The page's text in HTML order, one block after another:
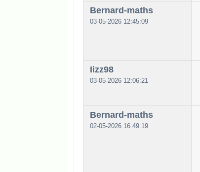
Bernard-maths
03-05-2026 12:45:09
Iizz98
03-05-2026 12:06:21
Bernard-maths
02-05-2026 16:49:19